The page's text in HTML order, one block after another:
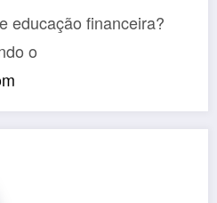
educação financeira?
o